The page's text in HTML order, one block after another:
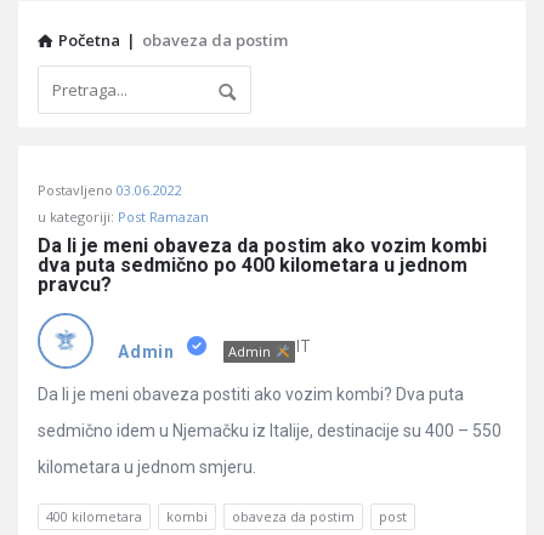
Početna | obaveza da postim
Učene
Latest
Pitanja
Postavljeno 03.06.2022
u kategoriji: Post Ramazan
Da li je meni obaveza da postim ako vozim kombi
dva puta sedmično po 400 kilometara u jednom
pravcu?
Admin Admin IT
Da li je meni obaveza postiti ako vozim kombi? Dva puta
sedmično idem u Njemačku iz Italije, destinacije su 400 – 550
kilometara u jednom smjeru.
400 kilometara kombi obaveza da postim
post